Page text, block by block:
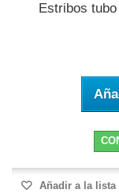
Estribos
Añadir a la lista